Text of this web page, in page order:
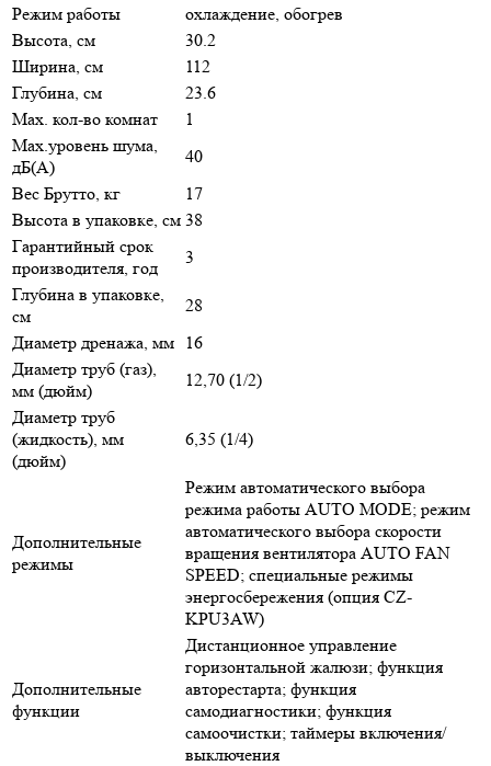
Режим работы
охлаждение, обогрев
Высота, см
30.2
Ширина, см
112
Глубина, см
23.6
Max. кол-во комнат
1
Max.уровень шума,
дБ(А)
40
Вес Брутто, кг
17
Высота в упаковке, см 38
Гарантийный срок
производителя, год
3
Глубина в упаковке,
см
28
Диаметр дренажа, мм
16
Диаметр труб (газ),
мм (дюйм)
12,70 (1/2)
Диаметр труб
(жидкость), мм
(дюйм)
6,35 (1/4)
Дополнительные
режимы
Режим автоматического выбора
режима работы AUTO MODE; режим
автоматического выбора скорости
вращения вентилятора AUTO FAN
SPEED; специальные режимы
энергосбережения (опция CZ-
KPU3AW)
Дополнительные
функции
Дистанционное управление
горизонтальной жалюзи; функция
авторестарта; функция
самодиагностики; функция
самоочистки; таймеры включения/
выключения